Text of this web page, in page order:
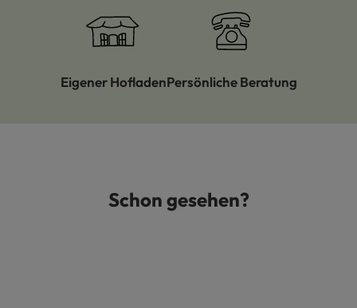
Eigener HofladenPersönliche Beratung
Produktgalerie überspringenSchon gesehen?